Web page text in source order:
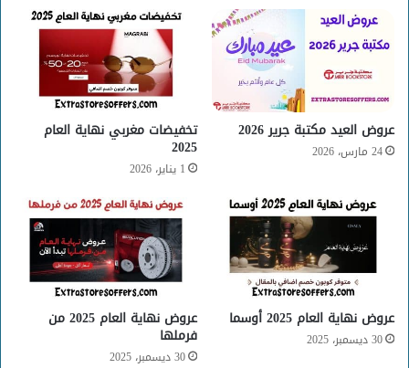
عروض العيد مكتبة جرير 2026
24 مارس، 2026
تخفيضات مغربي نهاية العام
2025
1 يناير، 2026
عروض نهاية العام 2025 أوسما
30 ديسمبر، 2025
عروض نهاية العام 2025 من
فرملها
30 ديسمبر، 2025